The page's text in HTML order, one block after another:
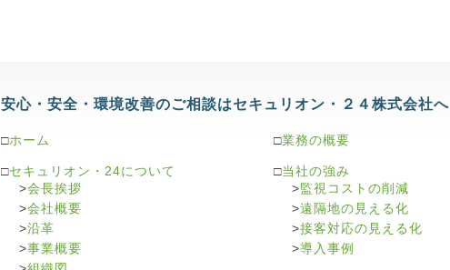
安心・安全・環境改善のご相談はセキュリオン・２４株式会社へ
□ホーム
□セキュリオン・24について
>会長挨拶
>会社概要
>沿革
>事業概要
□業務の概要
□当社の強み
>監視コストの削減
>遠隔地の見える化
>接客対応の見える化
>導入事例